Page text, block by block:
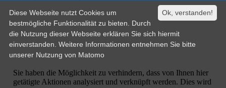
14.00 Uhr - 18.00 Uhr
jeden 1. und 3. Montag
16.00 Uhr - 18.00 Uhr
Freitag
geschlossen
oder nach Vereinbarung
Ok, verstanden!
Diese Webseite nutzt Cookies um
bestmögliche Funktionalität zu bieten. Durch
die Nutzung dieser Webseite erklären Sie sich hiermit
einverstanden. Weitere Informationen entnehmen Sie bitte
unserer Nutzung von Matomo